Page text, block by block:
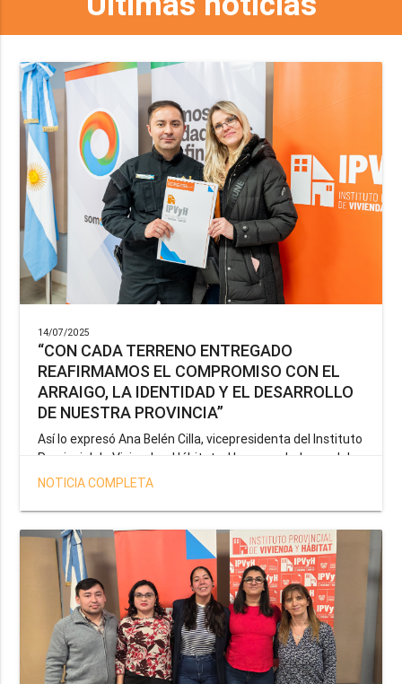
14/07/2025
“CON CADA TERRENO ENTREGADO
REAFIRMAMOS EL COMPROMISO CON EL
ARRAIGO, LA IDENTIDAD Y EL DESARROLLO
DE NUESTRA PROVINCIA”
Así lo expresó Ana Belén Cilla, vicepresidenta del Instituto
Provincial de Vivienda y Hábitat, al hacer un balance del
trabajo del organismo en el marco de la operatoria
salud y seguridad impulsada por el gobernador Gustavo
Melella.
NOTICIA COMPLETA